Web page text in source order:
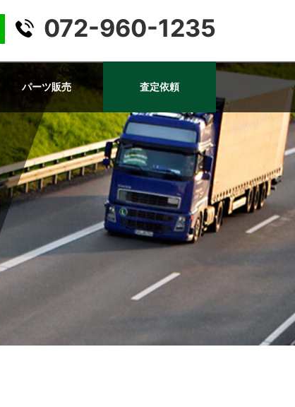
072-960-1235
パーツ販売 査定依頼